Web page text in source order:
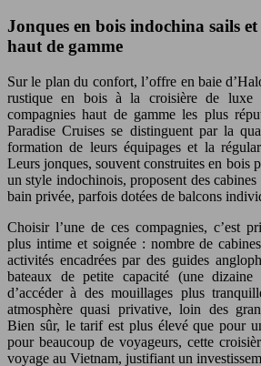
Jonques en bois indochina sails
haut de gamme
Sur le plan du confort, l’offre en baie
rustique en bois à la croisière de luxe
compagnies haut de gamme les plus
Paradise Cruises se distinguent par la
formation de leurs équipages et la
Leurs jonques, souvent construites en bois
un style indochinois, proposent des cabines
bain privée, parfois dotées de balcons
Choisir l’une de ces compagnies, c’est
plus intime et soignée : nombre de
activités encadrées par des guides
bateaux de petite capacité (une dizaine
d’accéder à des mouillages plus
atmosphère quasi privative, loin des
Bien sûr, le tarif est plus élevé que pour
pour beaucoup de voyageurs, cette
voyage au Vietnam, justifiant un